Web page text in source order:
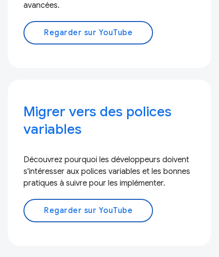
avancées.
Regarder sur YouTube
Migrer vers des polices
variables
Découvrez pourquoi les développeurs doivent
s'intéresser aux polices variables et les bonnes
pratiques à suivre pour les implémenter.
Regarder sur YouTube